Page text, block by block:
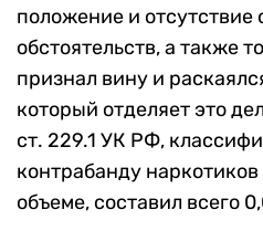
положение и отсутствие
обстоятельств, а также
признал вину и
который отделяет это
ст. 229.1 УК РФ,
контрабанду
объеме, составил всего